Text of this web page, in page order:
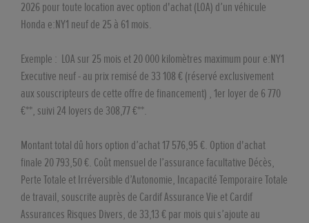
2026 pour toute location avec option d'achat (LOA) d’un véhicule
Honda e:NY1 neuf de 25 à 61 mois.
Exemple : LOA sur 25 mois et 20 000 kilomètres maximum pour e:NY1
Executive neuf - au prix remisé de 33 108 € (réservé exclusivement
aux souscripteurs de cette offre de financement) , 1er loyer de 6 770
€**, suivi 24 loyers de 308,77 €**.
Montant total dû hors option d’achat 17 576,95 €. Option d'achat
finale 20 793,50 €. Coût mensuel de l’assurance facultative Décès,
Perte Totale et Irréversible d’Autonomie, Incapacité Temporaire Totale
de travail, souscrite auprès de Cardif Assurance Vie et Cardif
Assurances Risques Divers, de 33,13 € par mois qui s’ajoute au